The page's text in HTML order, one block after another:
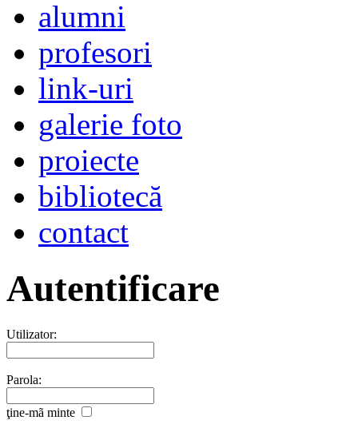
alumni
profesori
link-uri
galerie foto
proiecte
bibliotecă
contact
Autentificare
Utilizator:
Parola:
ţine-mã minte